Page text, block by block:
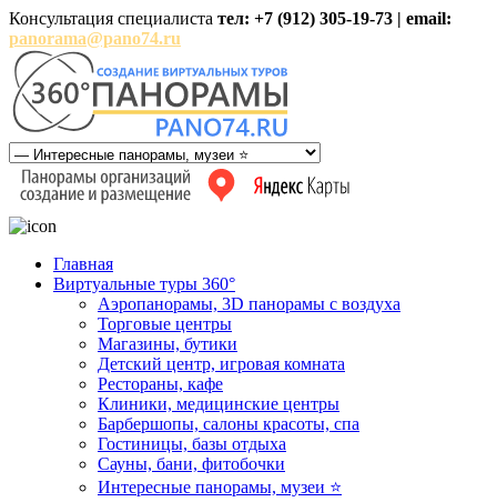
Консультация специалиста тел: +7 (912) 305-19-73 | email:
panorama@pano74.ru
Главная
Виртуальные туры 360°
Аэропанорамы, 3D панорамы с воздуха
Торговые центры
Магазины, бутики
Детский центр, игровая комната
Рестораны, кафе
Клиники, медицинские центры
Барбершопы, салоны красоты, спа
Гостиницы, базы отдыха
Сауны, бани, фитобочки
Интересные панорамы, музеи ⭐